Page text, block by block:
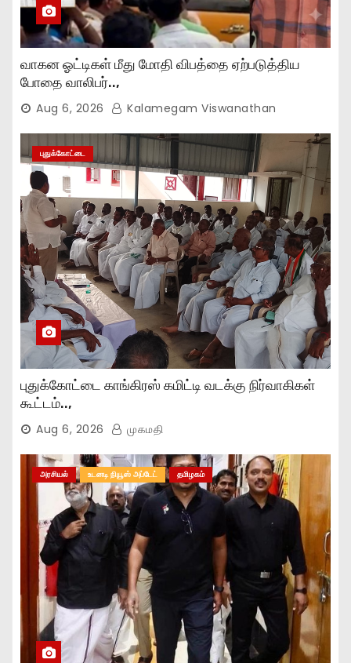
வாகன ஓட்டிகள் மீது மோதி விபத்தை ஏற்படுத்திய
போதை வாலிபர்..,
Aug 6, 2026 Kalamegam Viswanathan
புதுக்கோட்டை
புதுக்கோட்டை காங்கிரஸ் கமிட்டி வடக்கு நிர்வாகிகள்
கூட்டம்..,
Aug 6, 2026 முகமதி
அரசியல் உடனடி நியூஸ் அப்டேட் தமிழகம்